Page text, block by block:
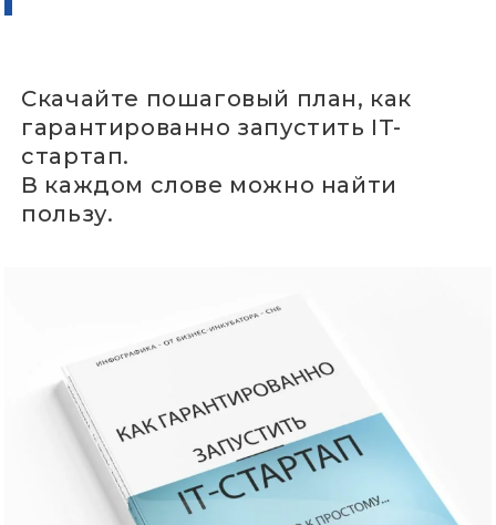
Скачайте пошаговый план, как
гарантированно запустить IT-
стартап.
В каждом слове можно найти
пользу.